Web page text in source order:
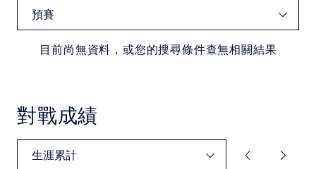
目前尚無資料，或您的搜尋條件查無相關結果
對戰成績